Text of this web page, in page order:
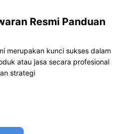
Resmi Panduan
merupakan kunci sukses dalam
atau jasa secara profesional
strategi